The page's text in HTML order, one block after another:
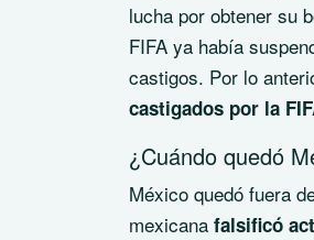
lucha por obtener su
FIFA ya había
castigos. Por lo
castigados por la
¿Cuándo quedó
México quedó fuera
mexicana falsificó